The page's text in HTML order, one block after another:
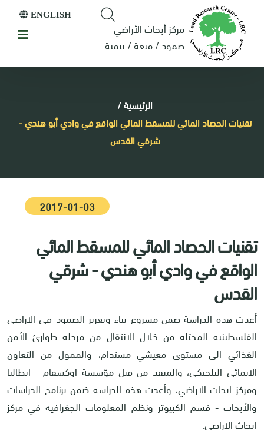
مركز أبحاث الأراضي
صمود / منعة / تنمية
ENGLISH
الرئيسية/
تقنيات الحصاد المائي للمسقط المائي الواقع في وادي أبو هندي -
شرقي القدس
2017-01-03
تقنيات الحصاد المائي للمسقط المائي
الواقع في وادي أبو هندي - شرقي
القدس
أعدت هذه الدراسة ضمن مشروع بناء وتعزيز الصمود في الاراضي
الفلسطينية المحتلة من خلال الانتقال من مرحلة طوارئ الأمن
الغذائي الى مستوى معيشي مستدام، والممول من التعاون
الانمائي البلجيكي، والمنفذ من قبل مؤسسة اوكسفام - ايطاليا
ومركز ابحاث الاراضي، وأعدت هذه الدراسة ضمن برنامج الدراسات
والأبحاث - قسم الكبيوتر ونظم المعلومات الجغرافية في مركز
ابحاث الاراضي.